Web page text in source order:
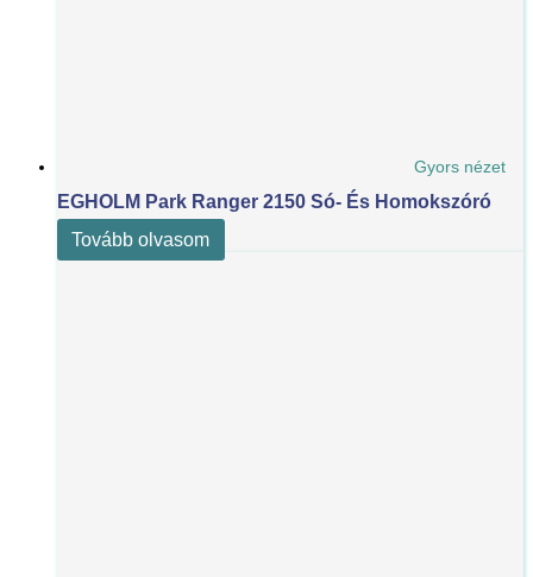
Gyors nézet
EGHOLM Park Ranger 2150 Só- És Homokszóró
Tovább olvasom